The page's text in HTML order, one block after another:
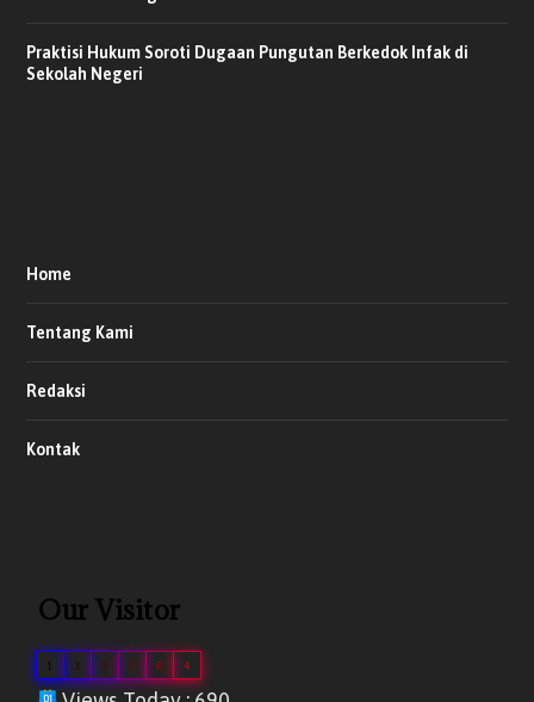
Praktisi Hukum Soroti Dugaan Pungutan Berkedok Infak di
Sekolah Negeri
Home
Tentang Kami
Redaksi
Kontak
Our Visitor
1 3 3 3 6 4